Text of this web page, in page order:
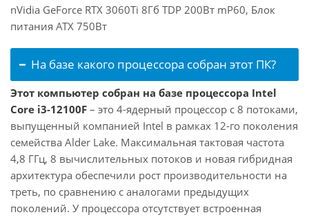
nVidia GeForce RTX 3060Ti 8Гб TDP 200Вт mP60, Блок
питания ATX 750Вт
На базе какого процессора собран этот ПК?
Этот компьютер собран на базе процессора Intel
Core i3-12100F – это 4-ядерный процессор с 8 потоками,
выпущенный компанией Intel в рамках 12-го поколения
семейства Alder Lake. Максимальная тактовая частота
4,8 ГГц, 8 вычислительных потоков и новая гибридная
архитектура обеспечили рост производительности на
треть, по сравнению с аналогами предыдущих
поколений. У процессора отсутствует встроенная